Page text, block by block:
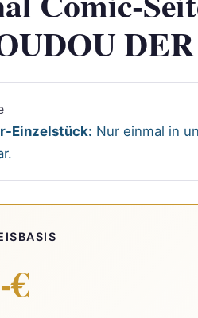
Einzelstück: Nur einmal in
€